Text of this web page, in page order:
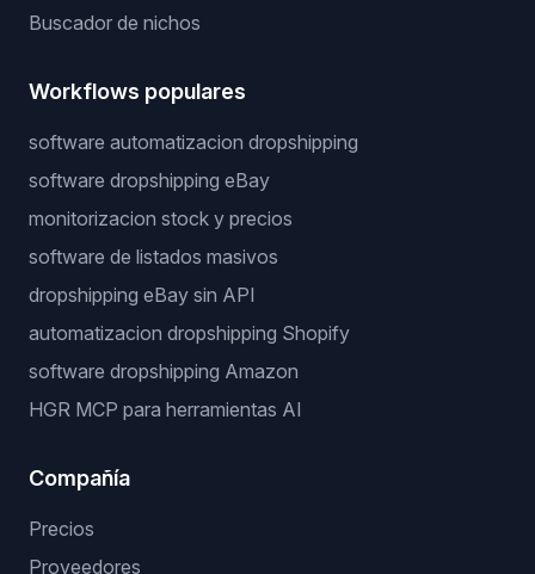
Buscador de nichos
Workflows populares
software automatizacion dropshipping
software dropshipping eBay
monitorizacion stock y precios
software de listados masivos
dropshipping eBay sin API
automatizacion dropshipping Shopify
software dropshipping Amazon
HGR MCP para herramientas AI
Compañía
Precios
Proveedores